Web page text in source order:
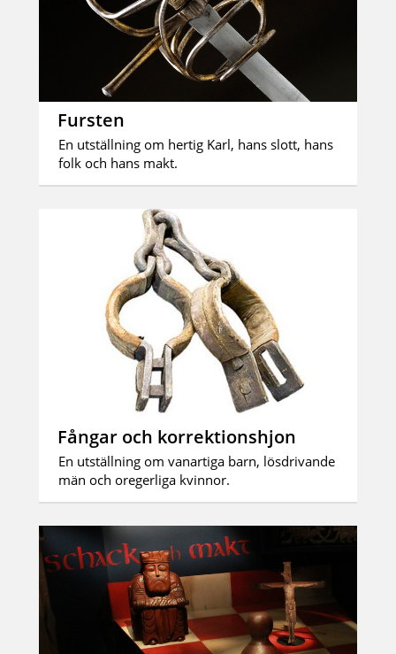
Fursten
En utställning om hertig Karl, hans slott, hans
folk och hans makt.
Fångar och korrektionshjon
En utställning om vanartiga barn, lösdrivande
män och oregerliga kvinnor.